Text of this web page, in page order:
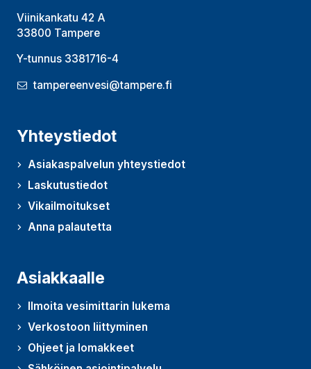
Viinikankatu 42 A
33800 Tampere
Y-tunnus 3381716-4
tampereenvesi@tampere.fi
Yhteystiedot
Asiakaspalvelun yhteystiedot
Laskutustiedot
Vikailmoitukset
Anna palautetta
(Avautuu uudessa ikkunassa)
Asiakkaalle
Ilmoita vesimittarin lukema
Verkostoon liittyminen
Ohjeet ja lomakkeet